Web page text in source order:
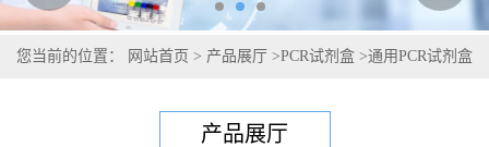
您当前的位置： 网站首页 > 产品展厅 >PCR试剂盒 >通用PCR试剂盒
产品展厅